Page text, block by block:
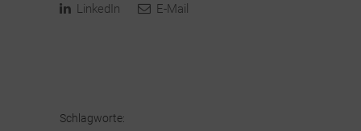
LinkedIn E-Mail
Schlagworte: